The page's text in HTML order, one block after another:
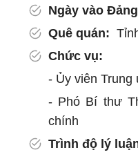
Ngày vào
Quê quán:
Chức vụ:
- Ủy viên
- Phó Bí thư
chính
Trình độ lý